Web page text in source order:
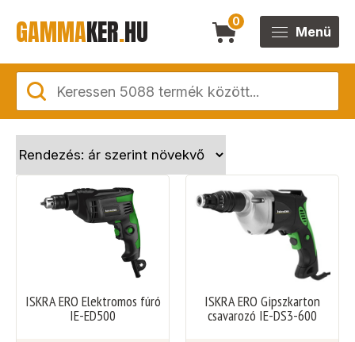
GAMMAKER.HU 0
Menü
ISKRA ERO Elektromos fúró
IE-ED500
ISKRA ERO Gipszkarton
csavarozó IE-DS3-600